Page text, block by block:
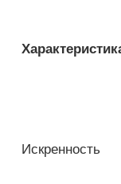
Искренность